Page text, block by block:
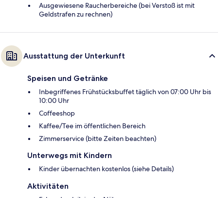
Ausgewiesene Raucherbereiche (bei Verstoß ist mit
Geldstrafen zu rechnen)
Ausstattung der Unterkunft
Speisen und Getränke
Inbegriffenes Frühstücksbuffet täglich von 07:00 Uhr bis
10:00 Uhr
Coffeeshop
Kaffee/Tee im öffentlichen Bereich
Zimmerservice (bitte Zeiten beachten)
Unterwegs mit Kindern
Kinder übernachten kostenlos (siehe Details)
Aktivitäten